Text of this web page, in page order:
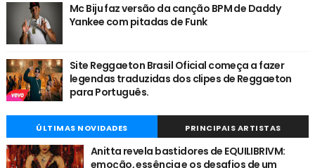
Mc Biju faz versão da canção BPM de Daddy
Yankee com pitadas de Funk
Site Reggaeton Brasil Oficial começa a fazer
legendas traduzidas dos clipes de Reggaeton
para Português.
ÚLTIMAS NOVIDADES PRINCIPAIS ARTISTAS
Anitta revela bastidores de EQUILIBRIVM:
emoção, essência e os desafios de um